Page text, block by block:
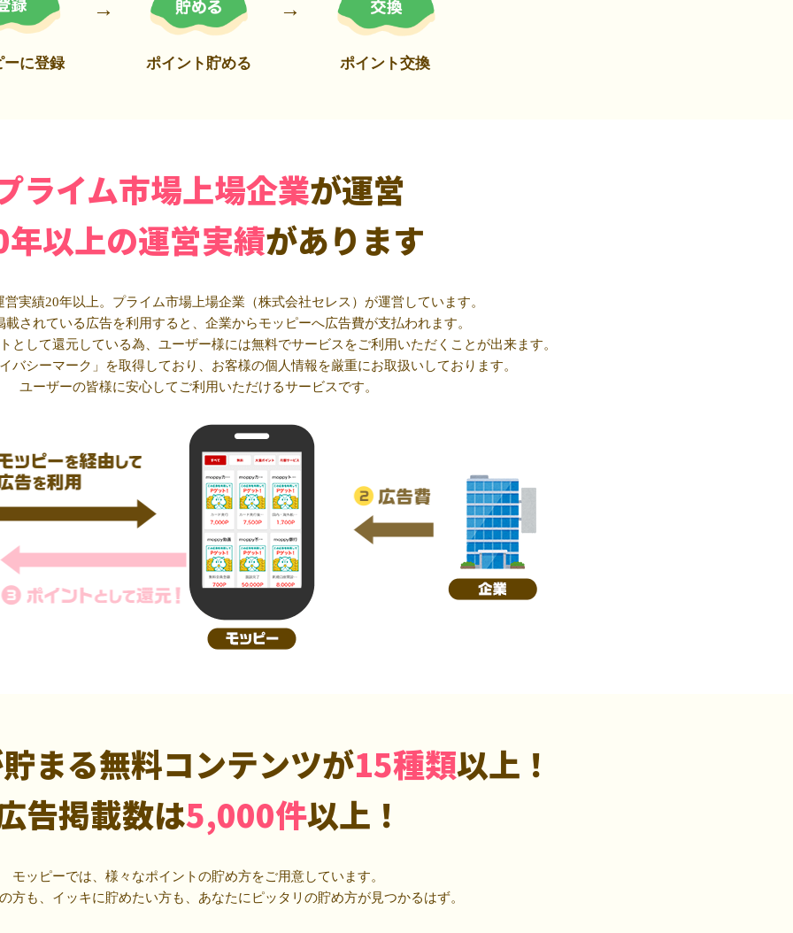
ーに登録 ポイント貯める ポイント交換
ライム市場上場企業が運営
以上の運営実績があります
実績20年以上。プライム市場上場企業（株式会社セレス）が運営しています。
載されている広告を利用すると、企業からモッピーへ広告費が支払われます。
として還元している為、ユーザー様には無料でサービスをご利用いただくことが出来ます。
バシーマーク」を取得しており、お客様の個人情報を厳重にお取扱いしております。
ユーザーの皆様に安心してご利用いただけるサービスです。
まる無料コンテンツが15種類以上！
告掲載数は5,000件以上！
モッピーでは、様々なポイントの貯め方をご用意しています。
方も、イッキに貯めたい方も、あなたにピッタリの貯め方が見つかるはず。